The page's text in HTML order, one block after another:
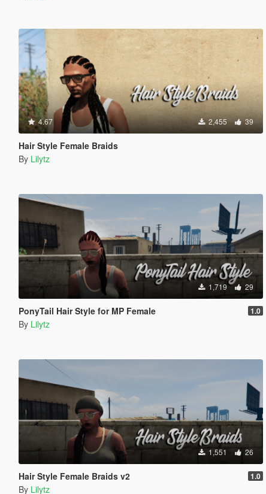
4.67 2,455 39
Hair Style Female Braids
By Lilytz
1,719 29
PonyTail Hair Style for MP Female 1.0
By Lilytz
1,551 26
Hair Style Female Braids v2 1.0
By Lilytz